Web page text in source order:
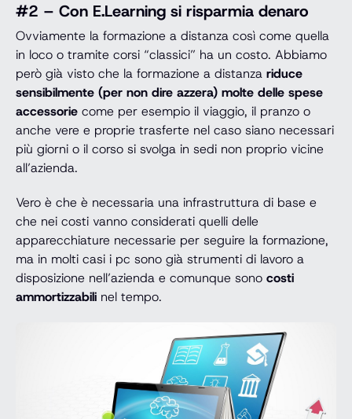
#2 – Con E.Learning si risparmia denaro
Ovviamente la formazione a distanza così come quella
in loco o tramite corsi “classici” ha un costo. Abbiamo
però già visto che la formazione a distanza riduce
sensibilmente (per non dire azzera) molte delle spese
accessorie come per esempio il viaggio, il pranzo o
anche vere e proprie trasferte nel caso siano necessari
più giorni o il corso si svolga in sedi non proprio vicine
all’azienda.
Vero è che è necessaria una infrastruttura di base e
che nei costi vanno considerati quelli delle
apparecchiature necessarie per seguire la formazione,
ma in molti casi i pc sono già strumenti di lavoro a
disposizione nell’azienda e comunque sono costi
ammortizzabili nel tempo.